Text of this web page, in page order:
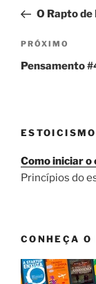
Post
anterior
O Rapto
Próximo
post
PRÓXIMO
Pensamento
ESTOICISMO
Como iniciar
Princípios do
CONHEÇA